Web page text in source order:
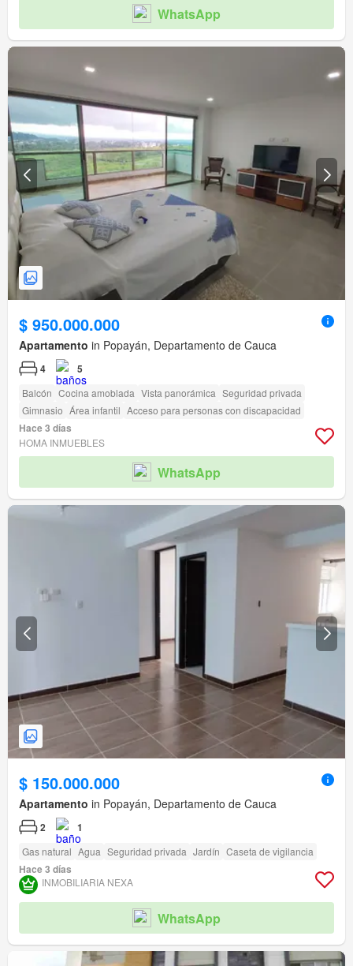
WhatsApp
$ 950.000.000
Apartamento in Popayán, Departamento de Cauca
4 5
Balcón Cocina amoblada Vista panorámica Seguridad privada
Gimnasio Área infantil Acceso para personas con discapacidad
Hace 3 días
HOMA INMUEBLES
WhatsApp
$ 150.000.000
Apartamento in Popayán, Departamento de Cauca
2 1
Gas natural Agua Seguridad privada Jardín Caseta de vigilancia
Hace 3 días
INMOBILIARIA NEXA
WhatsApp